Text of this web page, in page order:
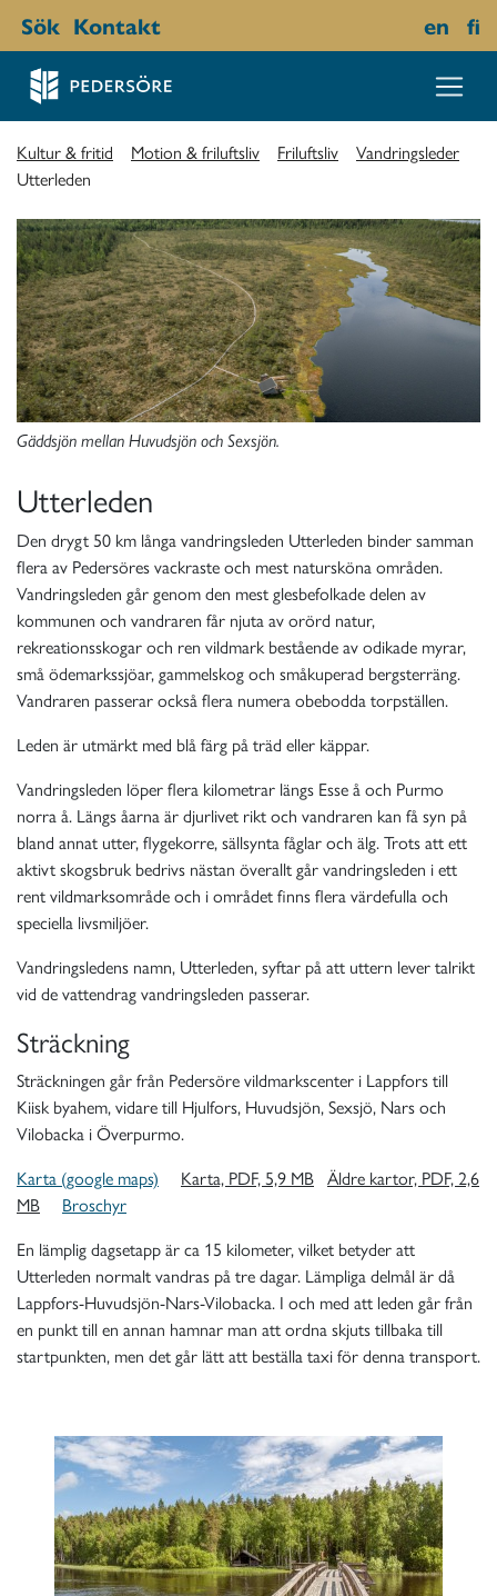
Sök Kontakt en fi
Kultur & fritid Motion & friluftsliv Friluftsliv
Vandringsleder
Utterleden
Gäddsjön mellan Huvudsjön och Sexsjön.
Utterleden
Den drygt 50 km långa vandringsleden Utterleden binder samman
flera av Pedersöres vackraste och mest natursköna områden.
Vandringsleden går genom den mest glesbefolkade delen av
kommunen och vandraren får njuta av orörd natur,
rekreationsskogar och ren vildmark bestående av odikade myrar,
små ödemarkssjöar, gammelskog och småkuperad bergsterräng.
Vandraren passerar också flera numera obebodda torpställen.
Leden är utmärkt med blå färg på träd eller käppar.
Vandringsleden löper flera kilometrar längs Esse å och Purmo
norra å. Längs åarna är djurlivet rikt och vandraren kan få syn på
bland annat utter, flygekorre, sällsynta fåglar och älg. Trots att ett
aktivt skogsbruk bedrivs nästan överallt går vandringsleden i ett
rent vildmarksområde och i området finns flera värdefulla och
speciella livsmiljöer.
Vandringsledens namn, Utterleden, syftar på att uttern lever talrikt
vid de vattendrag vandringsleden passerar.
Sträckning
Sträckningen går från Pedersöre vildmarkscenter i Lappfors till
Kiisk byahem, vidare till Hjulfors, Huvudsjön, Sexsjö, Nars och
Vilobacka i Överpurmo.
Karta (google maps)
Karta, PDF, 5,9 MB Äldre kartor, PDF, 2,6
MB
Broschyr
En lämplig dagsetapp är ca 15 kilometer, vilket betyder att
Utterleden normalt vandras på tre dagar. Lämpliga delmål är då
Lappfors-Huvudsjön-Nars-Vilobacka. I och med att leden går från
en punkt till en annan hamnar man att ordna skjuts tillbaka till
startpunkten, men det går lätt att beställa taxi för denna transport.